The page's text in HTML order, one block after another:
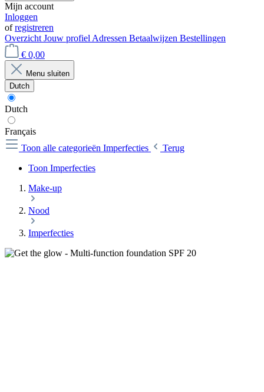
Mijn account
Inloggen
ofregistreren
Overzicht Jouw profiel Adressen Betaalwijzen Bestellingen
€ 0,00
Menu sluiten
Dutch
Dutch
Français
Toon alle categorieën Imperfecties
Terug
Toon Imperfecties
Make-up
Nood
Imperfecties